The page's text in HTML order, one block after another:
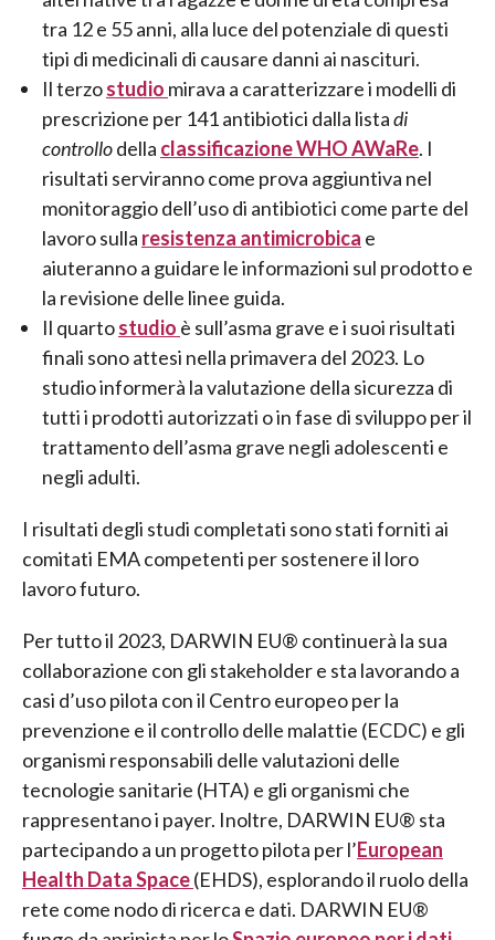
tra 12 e 55 anni, alla luce del potenziale di questi
tipi di medicinali di causare danni ai nascituri.
Il terzostudio mirava a caratterizzare i modelli di
prescrizione per 141 antibiotici dalla listadi
controllodella classificazione WHOAWaRe. I
risultati serviranno come prova aggiuntiva nel
monitoraggio dell’uso di antibiotici come parte del
lavoro sulla resistenza antimicrobica e
aiuteranno a guidare le informazioni sul prodotto e
la revisione delle linee guida.
Il quartostudio è sull’asma grave e i suoi risultati
finali sono attesi nella primavera del 2023. Lo
studio informerà la valutazione della sicurezza di
tutti i prodotti autorizzati o in fase di sviluppo per il
trattamento dell’asma grave negli adolescenti e
negli adulti.
I risultati degli studi completati sono stati forniti ai
comitati EMA competenti per sostenere il loro
lavoro futuro.
Per tutto il 2023, DARWIN EU® continuerà la sua
collaborazione con gli stakeholder e sta lavorando a
casi d’uso pilota con il Centro europeo per la
prevenzione e il controllo delle malattie (ECDC) e gli
organismi responsabili delle valutazioni delle
tecnologie sanitarie (HTA) e gli organismi che
rappresentano i payer. Inoltre, DARWIN EU® sta
partecipando a un progetto pilota per l’European
Health Data Space(EHDS), esplorando il ruolo della
rete come nodo di ricerca e dati. DARWIN EU®